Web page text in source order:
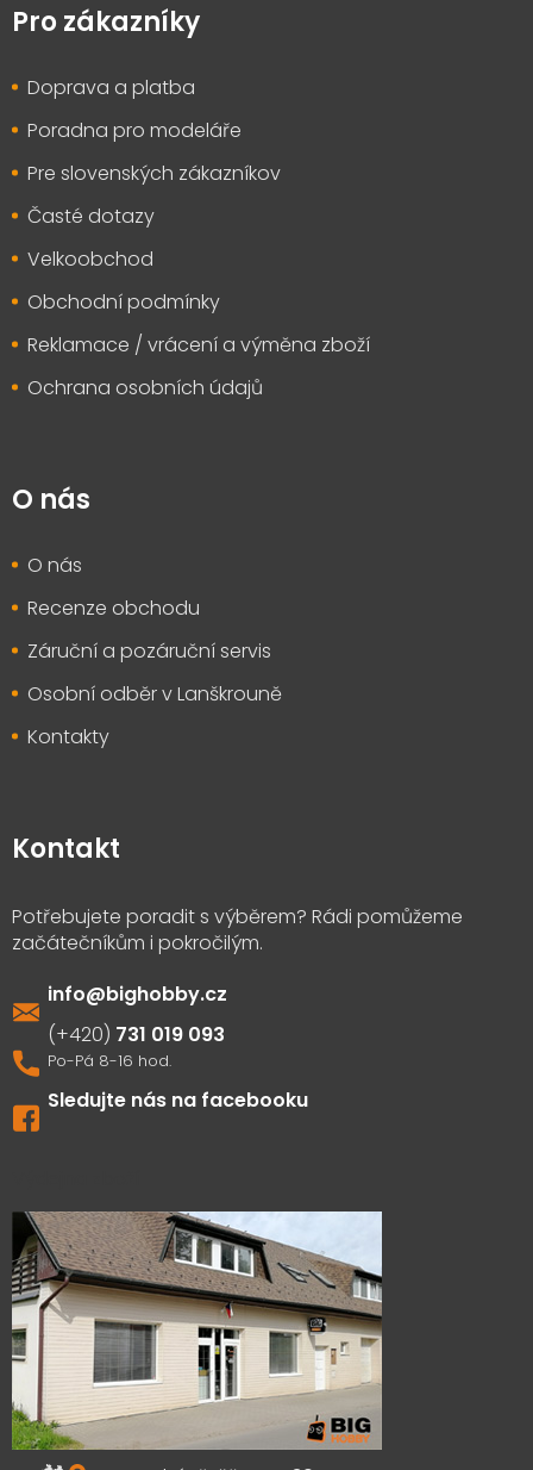
pPro zákazníky
Doprava a platba
Poradna pro modeláře
Pre slovenských zákazníkov
Časté dotazy
Velkoobchod
Obchodní podmínky
Reklamace / vrácení a výměna zboží
Ochrana osobních údajů
O nás
O nás
Recenze obchodu
Záruční a pozáruční servis
Osobní odběr v Lanškrouně
Kontakty
Kontakt
info@bighobby.cz
731 019 093
Sledujte nás na facebooku